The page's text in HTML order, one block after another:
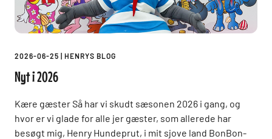
2026-06-25 HENRYS BLOG
Nyt i 2026
Kære gæster Så har vi skudt sæsonen 2026 i gang, og
hvor er vi glade for alle jer gæster, som allerede har
besøgt mig, Henry Hundeprut, i mit sjove land BonBon-